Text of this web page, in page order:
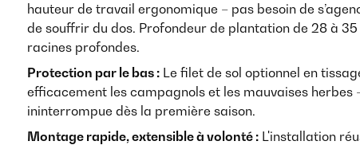
hauteur de travail ergonomique – pas besoin de
de souffrir du dos. Profondeur de plantation de 28 à
racines profondes.
Protection par le bas : Le filet de sol optionnel en
efficacement les campagnols et les mauvaises herbes
ininterrompue dès la première saison.
Montage rapide, extensible à volonté : L'installation